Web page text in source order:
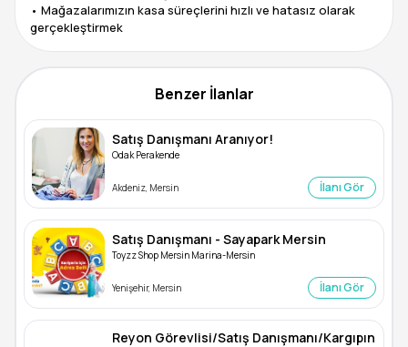
• Mağazalarımızın kasa süreçlerini hızlı ve hatasız olarak
Benzer İlanlar
Satış Danışmanı Aranıyor!
Odak Perakende
Akdeniz, Mersin İlanı Gör
Satış Danışmanı - Sayapark Mersin
Toyzz Shop Mersin Marina-Mersin
Yenişehir, Mersin İlanı Gör
Reyon Görevlisi/Satış Danışmanı/Kargıpın